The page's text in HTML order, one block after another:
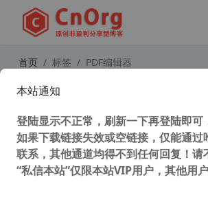
首页 标签 PDF编辑器
PDF编辑转换工具
本站通知
登陆显示不正常，刷新一下再登陆即可
如果下载链接失效或空链接，仅能通
联系，其他通道均得不到任何回复！
“私信本站”仅限本站VIP用户，其他用